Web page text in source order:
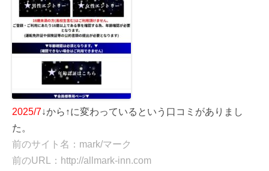
2025/7↓から↑に変わっているという口コミがありまし
た。
前のサイト名：mark/マーク
前のURL：http://allmark-inn.com